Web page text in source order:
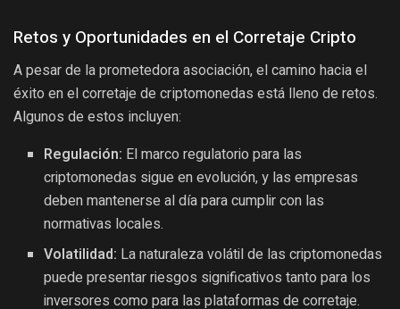
Retos y Oportunidades en el Corretaje Cripto
A pesar de la prometedora asociación, el camino hacia el
éxito en el corretaje de criptomonedas está lleno de retos.
Algunos de estos incluyen:
Regulación: El marco regulatorio para las
criptomonedas sigue en evolución, y las empresas
deben mantenerse al día para cumplir con las
normativas locales.
Volatilidad: La naturaleza volátil de las criptomonedas
puede presentar riesgos significativos tanto para los
inversores como para las plataformas de corretaje.